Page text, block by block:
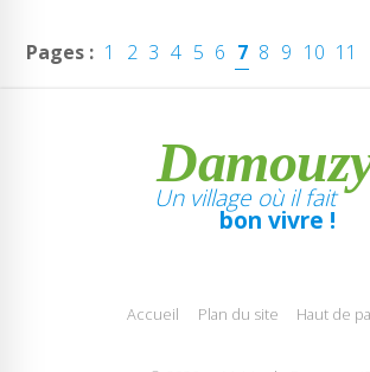
Pages : 1 2 3 4 5 6 7 8 9 10 11
Un village où il fait
bon vivre !
Accueil Plan du site Haut de